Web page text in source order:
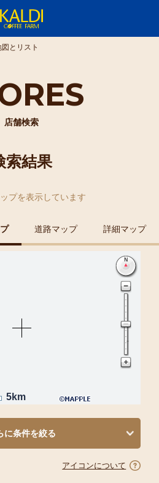
店舗検索
図とリスト
索結果
プを表示しています
道路マップ 詳細マップ
5km
に条件を絞る
アイコンについて